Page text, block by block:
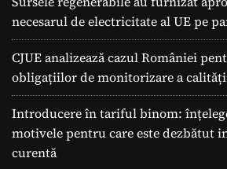
necesarul de electricitate al UE pe
CJUE analizează cazul României
obligațiilor de monitorizare a
Introducere în tariful binom:
motivele pentru care este dezbătut
curentă